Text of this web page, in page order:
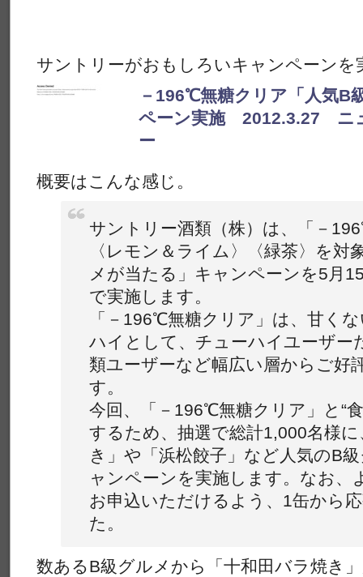
サントリーがおもしろいキャンペーンを
－196℃無糖クリア「人気B
ペーン実施 2012.3.27 ニ
ー
概要はこんな感じ。
サントリー酒類（株）は、「－
〈レモン＆ライム〉〈緑茶〉を対
メが当たる」キャンペーンを5月
で実施します。
「－196℃無糖クリア」は、甘く
ハイとして、チューハイユーザー
類ユーザーなど幅広い層からご好
す。
今回、「－196℃無糖クリア」と“
するため、抽選で総計1,000名様
き」や「浜松餃子」など人気のB
ャンペーンを実施します。なお、
お申込いただけるよう、1缶から
た。
数あるB級グルメから「十和田バラ焼き